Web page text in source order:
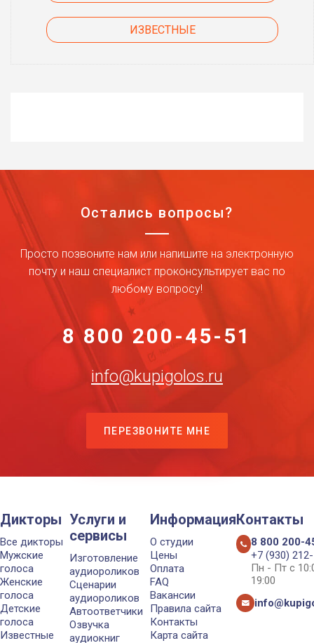
ИЗВЕСТНЫЕ
Остались вопросы?
Просто позвоните нам или напишите на электронную
почту и наш специалист проконсультирует вас по
любому вопросу!
8 800 200-45-51
info@kupigolos.ru
ПЕРЕЗВОНИТЕ МНЕ
Дикторы
Все дикторы
Мужские
голоса
Женские
голоса
Детские
голоса
Известные
Услуги и
сервисы
Изготовление
аудиороликов
Сценарии
аудиороликов
Автоответчики
Озвучка
аудиокниг
Информация
О студии
Цены
Оплата
FAQ
Вакансии
Правила сайта
Контакты
Карта сайта
Контакты
8 800 200-
+7 (930)
Пн - Пт с
19:00